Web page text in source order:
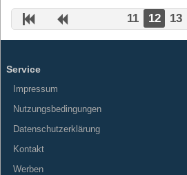
11 12 13
Service
Impressum
Nutzungsbedingungen
Datenschutzerklärung
Kontakt
Werben